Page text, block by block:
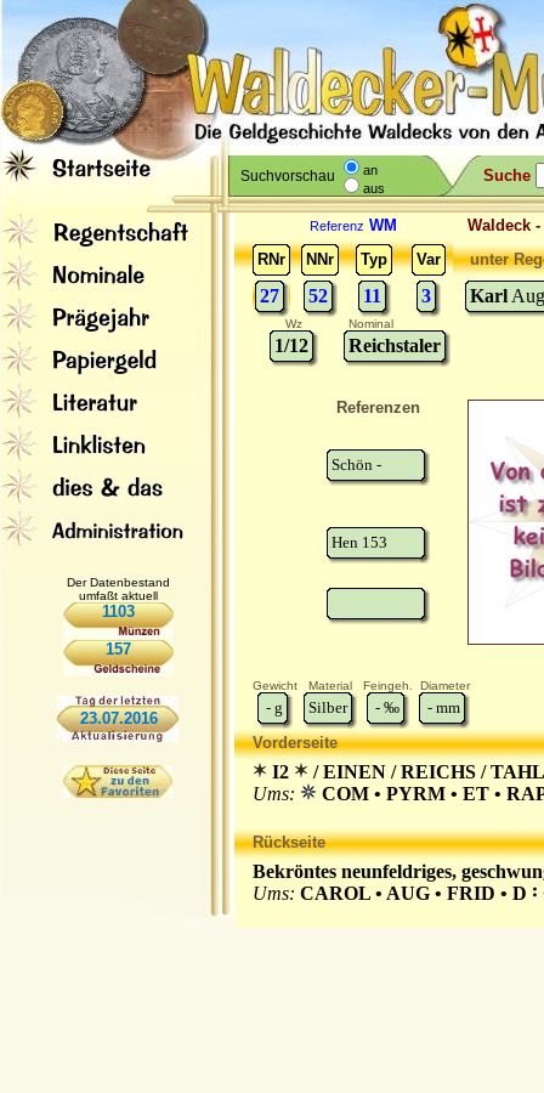
Suchvorschau
an
aus
Suche
Der Datenbestand
umfaßt aktuell
1103
157
23.07.2016
Referenz WM
RNr
NNr Typ Var
27 52 11 3
unter
Karl
Wz Nominal
1/12 Reichstaler
Referenzen
Schön -
Hen 153
Gewicht Material Feingeh. Diameter
- g Silber - ‰ - mm
Vorderseite
I2
/ EINEN / REICHS /
Ums:
COM • PYRM • ET •
Rückseite
Bekröntes neunfeldriges,
Ums: CAROL • AUG • FRID • D